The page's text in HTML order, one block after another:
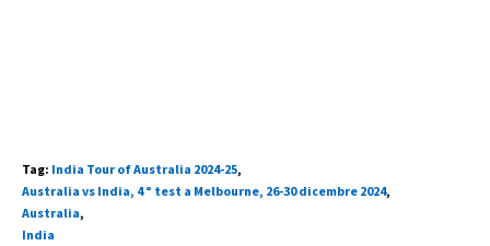
Tag: India Tour of Australia 2024-25,
Australia vs India, 4 ° test a Melbourne, 26-30 dicembre 2024,
Australia,
India